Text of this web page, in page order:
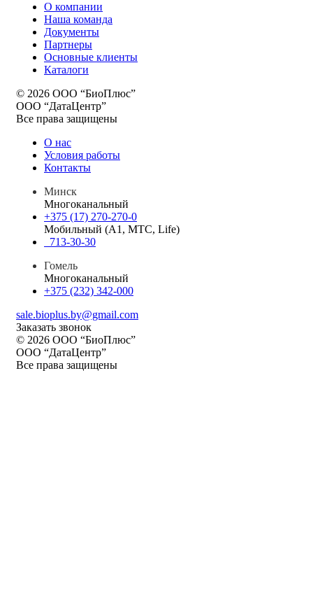
О компании
Наша команда
Документы
Партнеры
Основные клиенты
Каталоги
© 2026 ООО “БиоПлюс”
ООО “ДатаЦентр”
Все права защищены
О нас
Условия работы
Контакты
Минск
Многоканальный
+375 (17) 270-270-0
Мобильный (A1, МТС, Life)
713-30-30
Гомель
Многоканальный
+375 (232) 342-000
sale.bioplus.by@gmail.com
Заказать звонок
© 2026 ООО “БиоПлюс”
ООО “ДатаЦентр”
Все права защищены